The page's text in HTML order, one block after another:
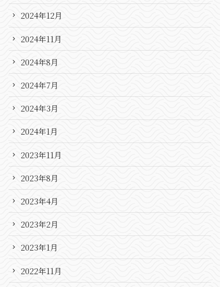
2024年12月
2024年11月
2024年8月
2024年7月
2024年3月
2024年1月
2023年11月
2023年8月
2023年4月
2023年2月
2023年1月
2022年11月